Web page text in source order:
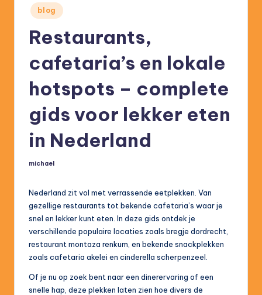
Posted
in
blog
Restaurants,
cafetaria’s en lokale
hotspots – complete
gids voor lekker eten
in Nederland
Posted
michael
Nederland zit vol met verrassende eetplekken. Van
gezellige restaurants tot bekende cafetaria’s waar je
snel en lekker kunt eten. In deze gids ontdek je
verschillende populaire locaties zoals bregje dordrecht,
restaurant montaza renkum, en bekende snackplekken
zoals cafetaria akelei en cinderella scherpenzeel.
Of je nu op zoek bent naar een dinerervaring of een
snelle hap, deze plekken laten zien hoe divers de